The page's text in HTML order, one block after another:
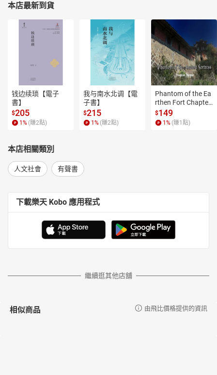
本店最新到貨
钱边续琐【電子
書】
$205
1 % (賺2點)
我与南水北调【電
子書】
$215
1 % (賺2點)
Phantom of the Ea
rthen Fort Chapter
4【有聲書】
$149
1 % (賺1 點)
本店相關類別
人文社會 有聲書
下載樂天 Kobo 應用程式
繼續逛其他店舖
相似商品 由飛比價格提供的資訊